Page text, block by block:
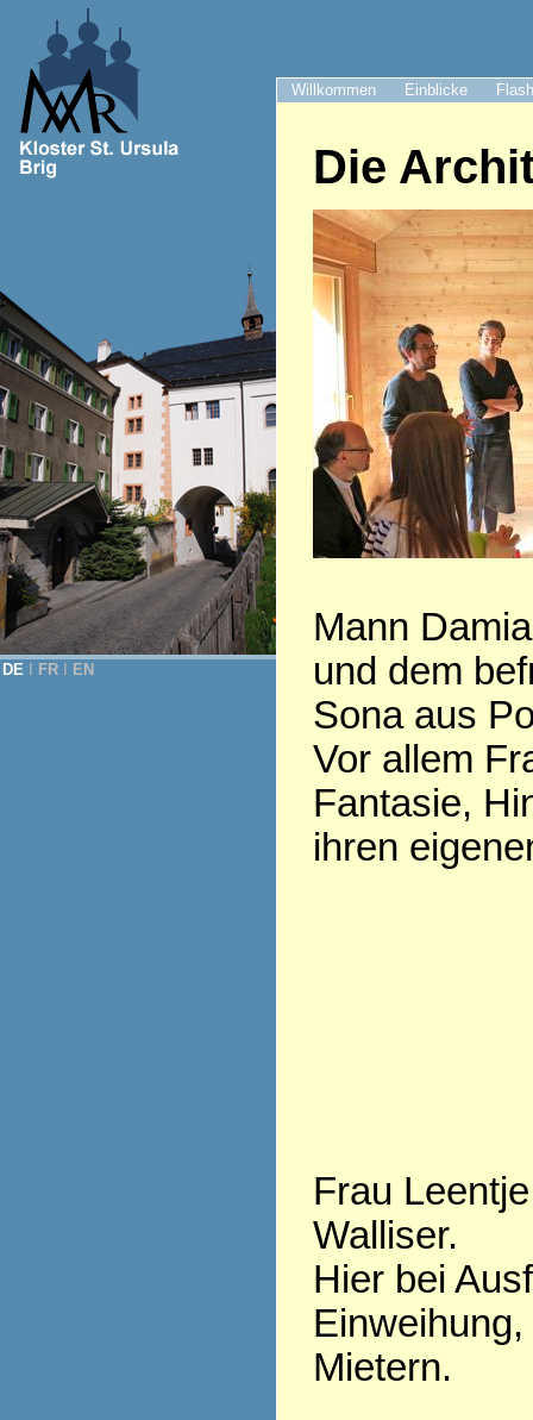
Willkommen Einblicke
DE FR EN
Die
Mann
und dem
Sona aus
Vor allem
Fantasie,
ihren
Frau
Walliser.
Hier bei
Mietern.